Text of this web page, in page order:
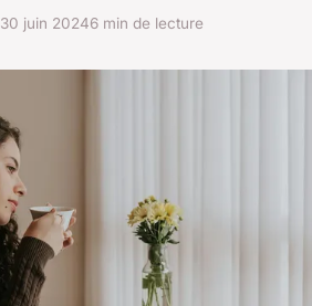
30 juin 20246 min de lecture